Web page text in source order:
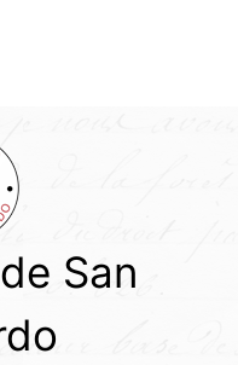
San